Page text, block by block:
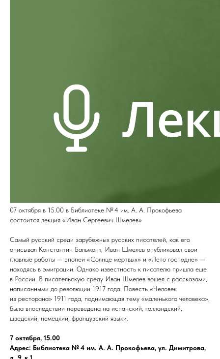
07 октября в 15.00 в Библиотеке № 4 им. А. А. Прокофьева
состоится лекция «Иван Сергеевич Шмелев»
Самый русский среди зарубежных русских писателей, как его
описывал Константин Бальмонт, Иван Шмелев опубликовал свои
главные работы — эпопеи «Солнце мертвых» и «Лето господне» —
находясь в эмиграции. Однако известность к писателю пришла еще
в России. В писательскую среду Иван Шмелев вошел с рассказами,
написанными до революции 1917 года. Повесть «Человек
из ресторана» 1911 года, поднимающая тему «маленького человека»,
была впоследствии переведена на испанский, голландский,
шведский, немецкий, французский языки.
7 октября, 15.00
Адрес: Библиотека № 4 им. А. А. Прокофьева, ул. Димитрова,